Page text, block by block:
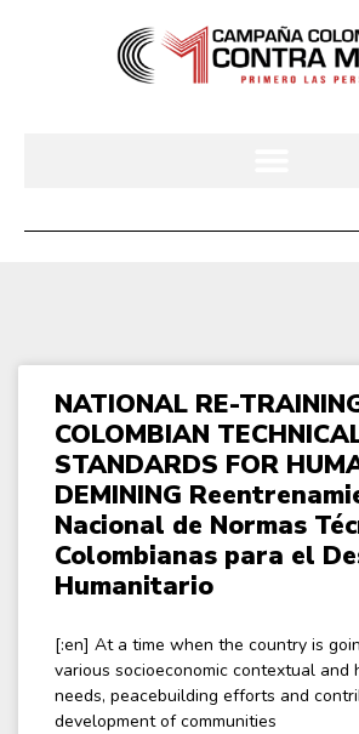
NATIONAL RE-
COLOMBIAN
STANDARDS FOR
DEMINING
Nacional de Normas
Colombianas para el
Humanitario
[:en] At a time when the country is
various socioeconomic contextual and
needs, peacebuilding efforts and
development of communities